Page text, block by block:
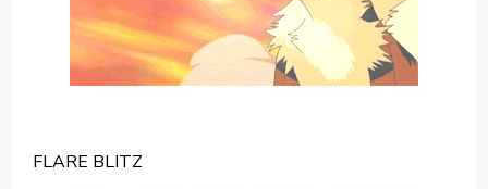
FLARE BLITZ